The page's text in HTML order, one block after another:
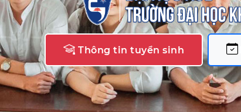
Thông tin tuyển sinh